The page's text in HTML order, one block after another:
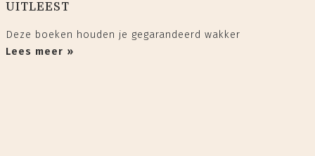
UITLEEST
Deze boeken houden je gegarandeerd wakker
Lees meer »